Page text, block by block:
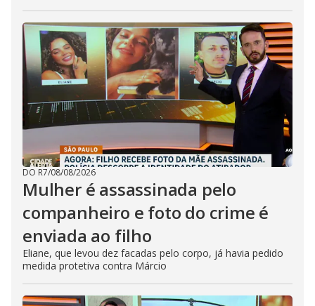
DO R7/08/08/2026
Mulher é assassinada pelo
companheiro e foto do crime é
enviada ao filho
Eliane, que levou dez facadas pelo corpo, já havia pedido
medida protetiva contra Márcio